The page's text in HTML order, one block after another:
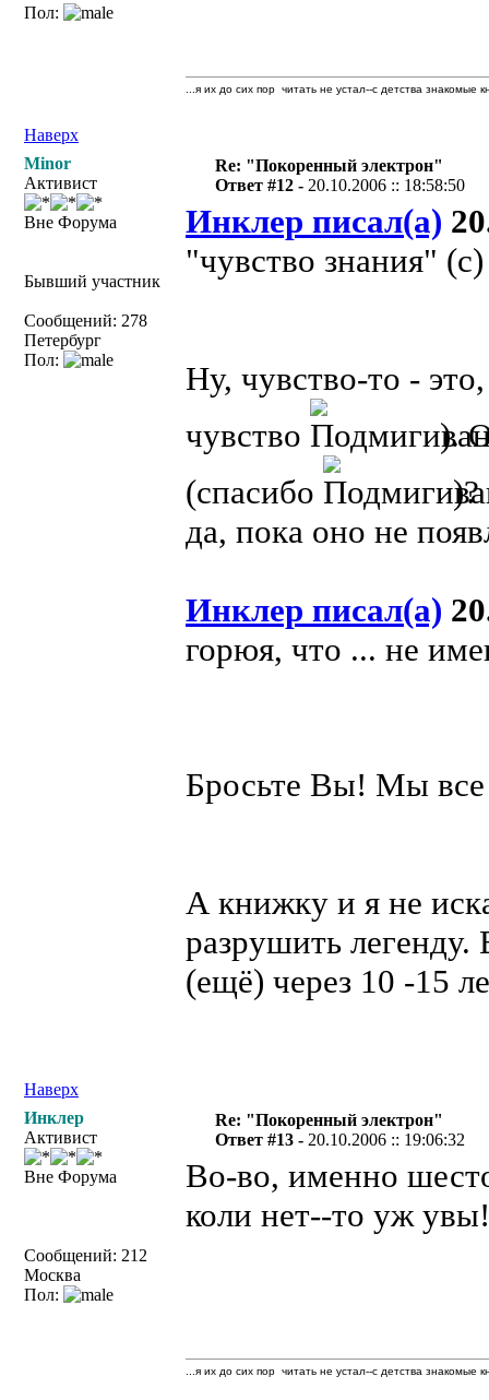
Пол:
Наверх
...я их до сих пор читать не устал--с детства знакомые
Minor
Активист
Вне Форума
Бывший участник
Сообщений: 278
Петербург
Пол:
Re: "Покоренный электрон"
Ответ #12 - 20.10.2006 :: 18:58:50
Инклер писал(а)
"чувство знания"
Ну, чувство-то -
чувство
).
(спасибо
да, пока оно не
Инклер писал(а)
горюя, что ... не
Бросьте Вы! Мы
А книжку и я не
разрушить
(ещё) через 10 -15
Наверх
Инклер
Активист
Вне Форума
Сообщений: 212
Москва
Пол:
Re: "Покоренный электрон"
Ответ #13 - 20.10.2006 :: 19:06:32
Во-во, именно
коли нет--то уж увы!
...я их до сих пор читать не устал--с детства знакомые